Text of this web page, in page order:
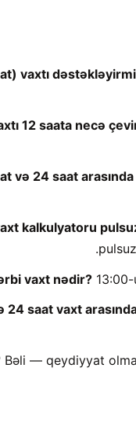
vaxtı
və 24 saat
kalkulyatoru
vaxt nədir? 13:00-
24 saat vaxt
Bəli — qeydiyyat